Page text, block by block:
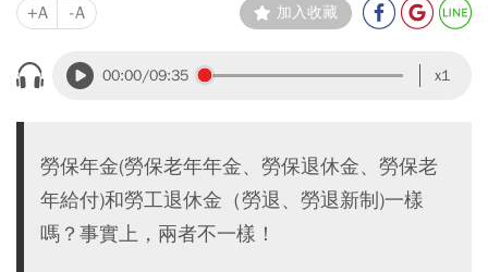
+A -A 加入收藏
00:00/09:35 x1
勞保年金(勞保老年年金、勞保退休金、勞保老
年給付)和勞工退休金（勞退、勞退新制)一樣
嗎？事實上，兩者不一樣！